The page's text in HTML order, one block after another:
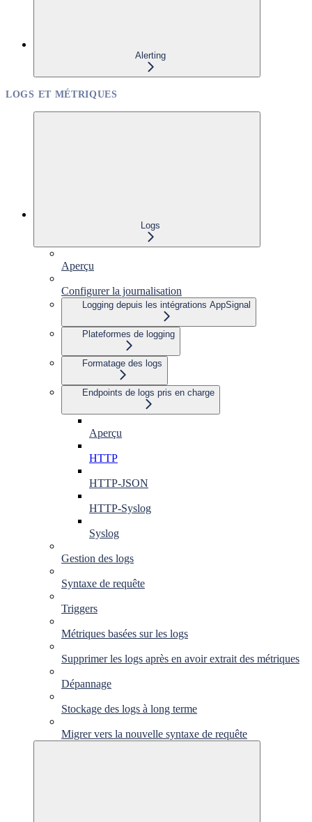
Alerting
LOGS ET MÉTRIQUES
Logs
Aperçu
Configurer la journalisation
Logging depuis les intégrations AppSignal
Plateformes de logging
Formatage des logs
Endpoints de logs pris en charge
Aperçu
HTTP
HTTP-JSON
HTTP-Syslog
Syslog
Gestion des logs
Syntaxe de requête
Triggers
Métriques basées sur les logs
Supprimer les logs après en avoir extrait des métriques
Dépannage
Stockage des logs à long terme
Migrer vers la nouvelle syntaxe de requête